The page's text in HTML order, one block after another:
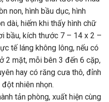
non, hình bầu dục, hình
dài, hiếm khi thấy hình chữ
bầu, kích thước 7 – 14 x 2 –
tế láng không lông, nếu có
2 mặt, mỗi bên 3 đến 6 cặp,
hay có răng cưa thô, đỉnh
nhiên nhọn.
tản phòng, xuất hiện cùng